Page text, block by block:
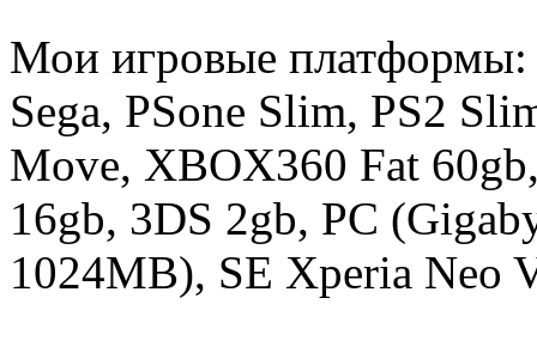
Мои игровые платформы:
Sega, PSone Slim, PS2
Move, XBOX360 Fat
16gb, 3DS 2gb, PC
1024MB), SE Xperia Neo